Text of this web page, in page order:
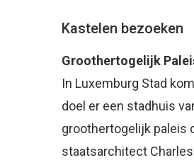
Kastelen bezoeken
Groothertogelijk
In Luxemburg Stad
doel er een stadhuis
groothertogelijk paleis
staatsarchitect